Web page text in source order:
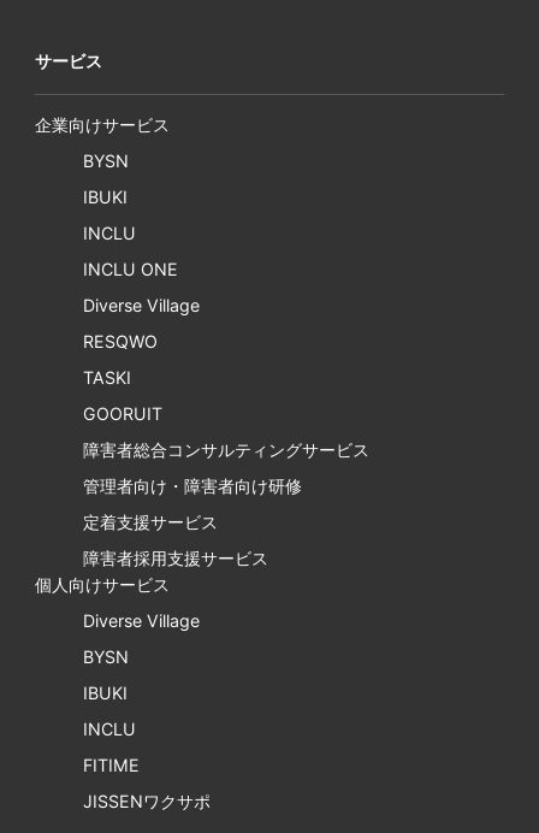
サービス
企業向けサービス
BYSN
IBUKI
INCLU
INCLU ONE
Diverse Village
RESQWO
TASKI
GOORUIT
障害者総合コンサルティングサービス
管理者向け・障害者向け研修
定着支援サービス
障害者採用支援サービス
個人向けサービス
Diverse Village
BYSN
IBUKI
INCLU
FITIME
JISSENワクサポ